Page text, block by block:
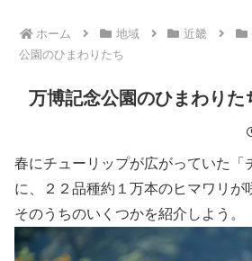
ホーム 地域 近畿
公園のひまわりたち
万博記念公園のひまわりた
春にチューリップが広がっていた「
に、２２品種約１万本のヒマワリが
そのうちのいくつかを紹介しよう。